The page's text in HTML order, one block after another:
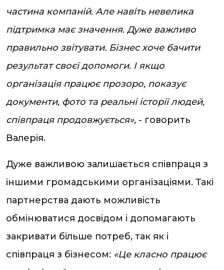
частина компаній. Але навіть невелика
підтримка має значення. Дуже важливо
правильно звітувати. Бізнес хоче бачити
результат своєї допомоги. І якщо
організація працює прозоро, показує
документи, фото та реальні історії людей,
співпраця продовжується», - говорить
Валерія.
Дуже важливою залишається співпраця з
іншими громадськими організаціями. Такі
партнерства дають можливість
обмінюватися досвідом і допомагають
закривати більше потреб, так як і
співпраця з бізнесом: «Це класно працює